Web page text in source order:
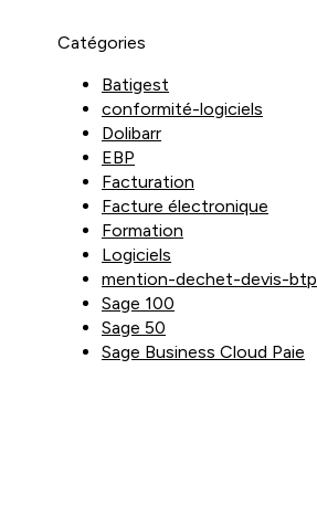
Catégories
Batigest
conformité-logiciels
Dolibarr
EBP
Facturation
Facture électronique
Formation
Logiciels
mention-dechet-devis-btp
Sage 100
Sage 50
Sage Business Cloud Paie